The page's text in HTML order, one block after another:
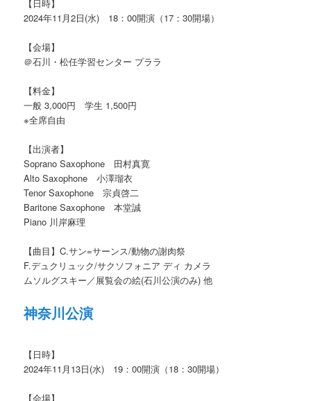
【日時】
2024年11月2日(水) 18：00開演（17：30開場）
【会場】
＠石川・松任学習センター プララ
【料金】
一般 3,000円 学生 1,500円
※全席自由
【出演者】
Soprano Saxophone 田村真寛
Alto Saxophone 小澤瑠衣
Tenor Saxophone 宗貞啓二
Baritone Saxophone 本堂誠
Piano 川岸麻理
【曲目】C.サン=サーンス/動物の謝肉祭
F.デュクリュック/サクソフォニア ディ カメラ
ムソルグスキー／展覧会の絵(石川公演のみ) 他
神奈川公演
【日時】
2024年11月13日(水) 19：00開演（18：30開場）
【会場】